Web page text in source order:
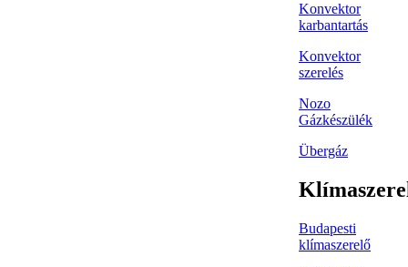
Konvektor
karbantartás
Konvektor
szerelés
Nozo
Gázkészülék
Übergáz
Budapesti
klímaszerelő